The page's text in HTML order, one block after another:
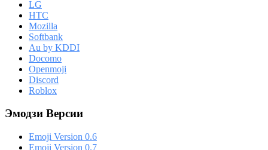
LG
HTC
Mozilla
Softbank
Au by KDDI
Docomo
Openmoji
Discord
Roblox
Эмодзи Версии
Emoji Version 0.6
Emoji Version 0.7